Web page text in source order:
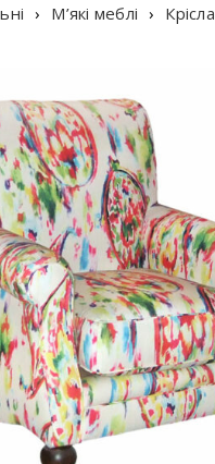
› М’які меблі › Крісла